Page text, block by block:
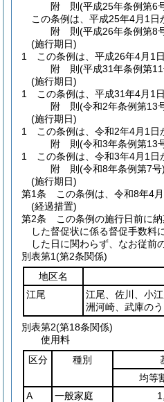
附 則(平成25年条例第6
この条例は、平成25年4月1日
附 則(平成26年条例第8
(施行期日)
1
この条例は、平成26年4月1
附 則(平成31年条例第
(施行期日)
1
この条例は、平成31年4月1
附 則(令和2年条例第13
(施行期日)
1
この条例は、令和2年4月1日
附 則(令和3年条例第13
1
この条例は、令和3年4月1日
附 則(令和8年条例第7号)
(施行期日)
第1条
この条例は、令和8年4
(経過措置)
第2条
この条例の施行日前に
した督促状に係る督促手数料
した日に関わらず、なお従前
別表第1(第2条関係)
地区名
江尾
江尾、佐川、小
洲河崎、武庫の
別表第2(第18条関係)
使用料
区分
種別
均等
A
一般家庭